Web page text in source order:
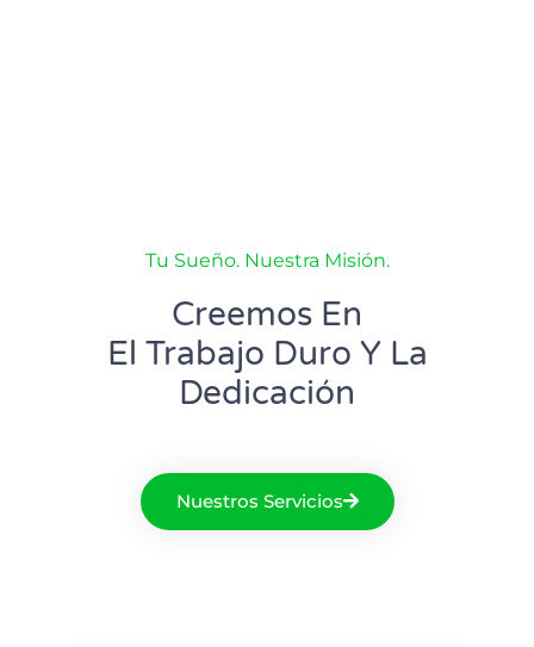
Tu Sueño. Nuestra Misión.
Creemos En
El Trabajo Duro Y La
Dedicación
Nuestros Servicios